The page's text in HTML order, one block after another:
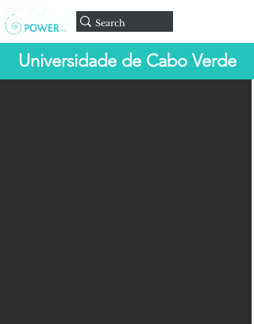
Universidade de Cabo Verde